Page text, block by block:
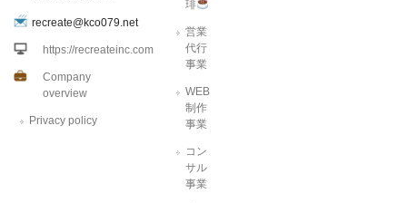
recreate@kco079.net
https://recreateinc.com
Company
overview
Privacy policy
琲
営業
代行
事業
WEB
制作
事業
コン
サル
事業